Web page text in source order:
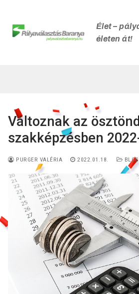
tartalomra
Élet –
életen át!
Változnak az
szakképzésben
PURGER VALÉRIA 2022.01.18.